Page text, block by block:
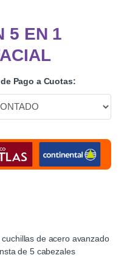
5 EN 1
Pago a Cuotas:
de acero avanzado
de 5 cabezales